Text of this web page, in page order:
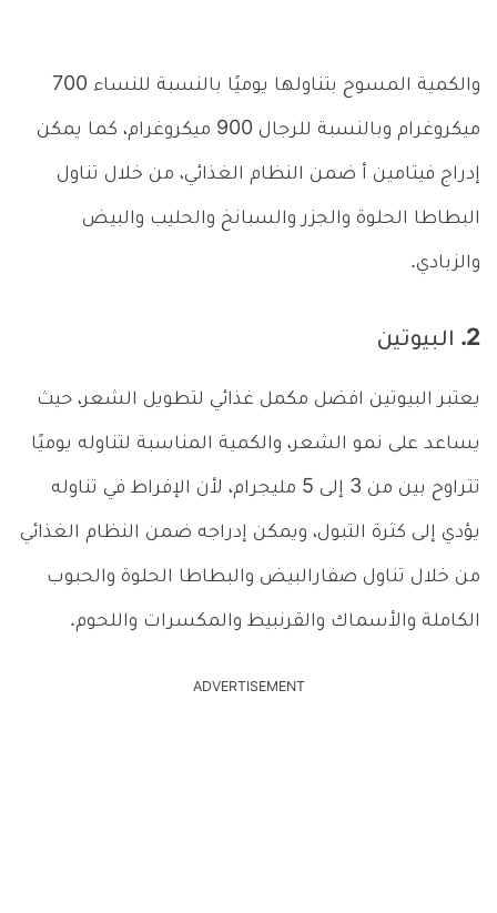
والكمية المسوح بتناولها يوميًا بالنسبة للنساء 700
ميكروغرام وبالنسبة للرجال 900 ميكروغرام، كما يمكن
إدراج فيتامين أ ضمن النظام الغذائي، من خلال تناول
البطاطا الحلوة والجزر والسبانخ والحليب والبيض
والزبادي.
2. البيوتين
يعتبر البيوتين افضل مكمل غذائي لتطويل الشعر، حيث
يساعد على نمو الشعر، والكمية المناسبة لتناوله يوميًا
تتراوح بين من 3 إلى 5 مليجرام، لأن الإفراط في تناوله
يؤدي إلى كثرة التبول، ويمكن إدراجه ضمن النظام الغذائي
من خلال تناول صفارالبيض والبطاطا الحلوة والحبوب
الكاملة والأسماك والقرنبيط والمكسرات واللحوم.
ADVERTISEMENT